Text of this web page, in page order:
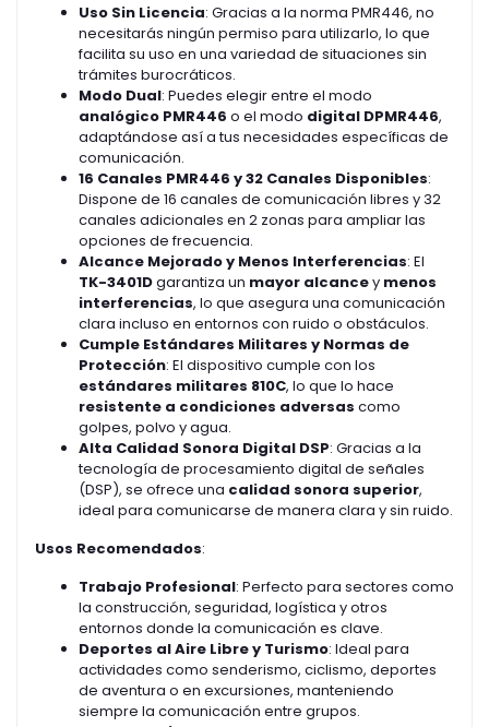
Uso Sin Licencia: Gracias a la norma PMR446, no
necesitarás ningún permiso para utilizarlo, lo que
facilita su uso en una variedad de situaciones sin
trámites burocráticos.
Modo Dual: Puedes elegir entre el modo
analógico PMR446 o el modo digital DPMR446,
adaptándose así a tus necesidades específicas de
comunicación.
16 Canales PMR446 y 32 Canales Disponibles:
Dispone de 16 canales de comunicación libres y 32
canales adicionales en 2 zonas para ampliar las
opciones de frecuencia.
Alcance Mejorado y Menos Interferencias: El
TK-3401Dgarantiza un mayor alcancey menos
interferencias, lo que asegura una comunicación
clara incluso en entornos con ruido o obstáculos.
Cumple Estándares Militares y Normas de
Protección: El dispositivo cumple con los
estándares militares 810C, lo que lo hace
resistente a condiciones adversas como
golpes, polvo y agua.
Alta Calidad Sonora Digital DSP: Gracias a la
tecnología de procesamiento digital de señales
(DSP), se ofrece una calidad sonora superior,
ideal para comunicarse de manera clara y sin ruido.
Usos Recomendados:
Trabajo Profesional: Perfecto para sectores como
la construcción, seguridad, logística y otros
entornos donde la comunicación es clave.
Deportes al Aire Libre y Turismo: Ideal para
actividades como senderismo, ciclismo, deportes
de aventura o en excursiones, manteniendo
siempre la comunicación entre grupos.